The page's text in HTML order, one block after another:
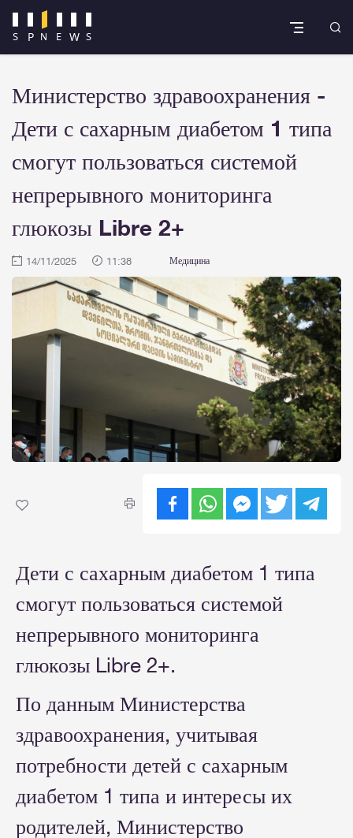
Министерство здравоохранения -
Дети с сахарным диабетом 1 типа
смогут пользоваться системой
непрерывного мониторинга
глюкозы Libre 2+
14/11/2025 11:38 Медицина
Дети с сахарным диабетом 1 типа
смогут пользоваться системой
непрерывного мониторинга
глюкозы Libre 2+.
По данным Министерства
здравоохранения, учитывая
потребности детей с сахарным
диабетом 1 типа и интересы их
родителей, Министерство